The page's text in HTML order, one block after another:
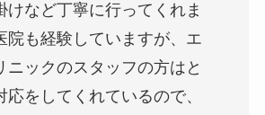
けなど丁寧に行ってくれま
院も経験していますが、エ
ニックのスタッフの方はと
応をしてくれているので、